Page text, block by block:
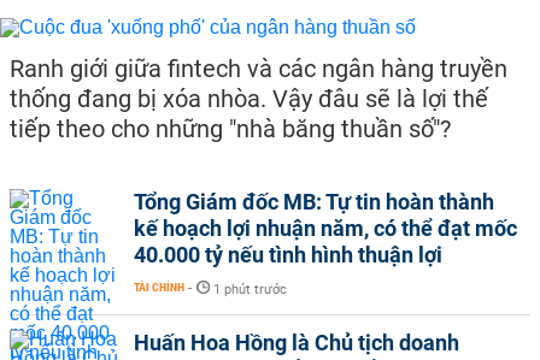
Ranh giới giữa fintech và các ngân hàng truyền
thống đang bị xóa nhòa. Vậy đâu sẽ là lợi thế
tiếp theo cho những "nhà băng thuần số"?
Tổng Giám đốc MB: Tự tin hoàn thành
kế hoạch lợi nhuận năm, có thể đạt mốc
40.000 tỷ nếu tình hình thuận lợi
TÀI CHÍNH - 1 phút trước
Huấn Hoa Hồng là Chủ tịch doanh